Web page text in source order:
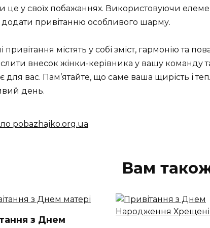
це у своїх побажаннях. Використовуючи
привітанню особливого шарму.
привітання містять у собі зміст, гармонію та
внесок жінки-керівника у вашу команду
для вас. Пам’ятайте, що саме ваша щирість і
день.
pobazhajko.org.ua
Вам
з Днем